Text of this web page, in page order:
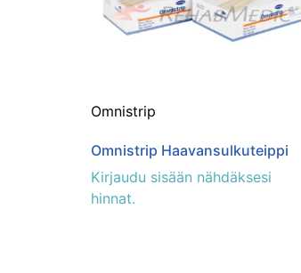
Omnistrip
Omnistrip Haavansulkuteippi
Kirjaudu sisään nähdäksesi
hinnat.